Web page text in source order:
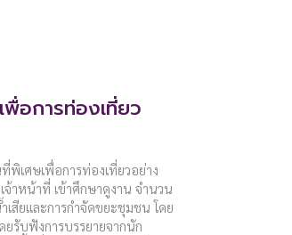
อการท่องเที่ยว
เศษเพื่อการท่องเที่ยวอย่าง
าหน้าที่ เข้าศึกษาดูงาน จำนวน
เสียและการกำจัดขยะชุมชน โดย
ยรับฟังการบรรยายจากนัก